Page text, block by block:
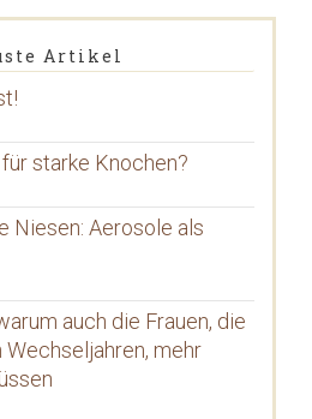
Artikel
starke Knochen?
Niesen: Aerosole als
auch die Frauen, die
mehr